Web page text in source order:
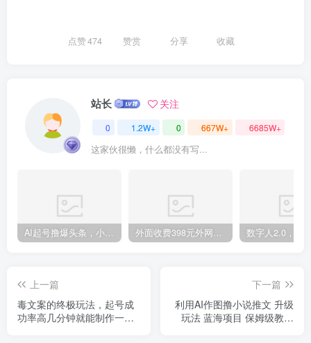
点赞474 赞赏 分享 收藏
站长 关注
0 1.2W+ 0 667W+ 6685W+
这家伙很懒，什么都没有写...
上一篇
毒文案的终极玩法，起号成
功率高几分钟就能制作一个
下一篇
利用AI作图撸小说推文 升级
玩法 蓝海项目 保姆级教程